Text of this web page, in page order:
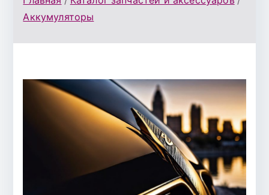
Аккумуляторы